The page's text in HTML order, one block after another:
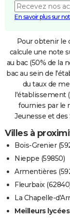
En savoir plus sur
Pour obtenir le
calcule une note
au bac (50% de la
bac au sein de
du taux de
l'établissement
fournies par le
Jeunesse et des
Villes à
Bois-Grenier
Nieppe (59850)
Armentières
Fleurbaix
La Chapelle-
Meilleurs